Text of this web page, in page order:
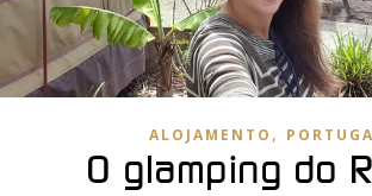
ALOJAMENTO ,
O glamping do